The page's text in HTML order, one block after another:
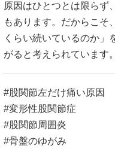
原因はひとつとは限らず
もあります。だからこそ
くらい続いているのか」
がると考えられています。
#股関節左だけ痛い原因
#変形性股関節症
#股関節周囲炎
#骨盤のゆがみ